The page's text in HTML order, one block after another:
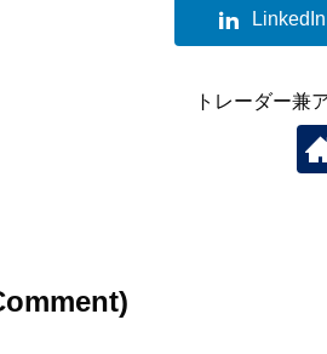
LinkedIn
トレーダー兼